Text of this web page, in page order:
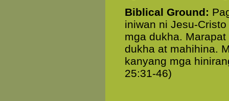
Biblical Ground:
iniwan ni Jesu-
mga dukha.
dukha at mahihina.
kanyang mga
25:31-46)